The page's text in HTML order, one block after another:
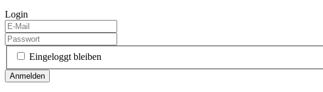
Login
Eingeloggt bleiben